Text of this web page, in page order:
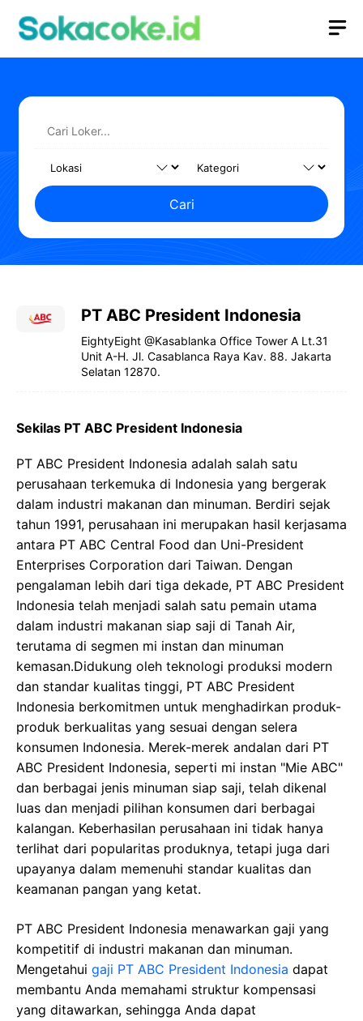
Cari
PT ABC President Indonesia
EightyEight @Kasablanka Office Tower A Lt.31
Unit A-H. Jl. Casablanca Raya Kav. 88. Jakarta
Selatan 12870.
Sekilas PT ABC President Indonesia
PT ABC President Indonesia adalah salah satu
perusahaan terkemuka di Indonesia yang bergerak
dalam industri makanan dan minuman. Berdiri sejak
tahun 1991, perusahaan ini merupakan hasil kerjasama
antara PT ABC Central Food dan Uni-President
Enterprises Corporation dari Taiwan. Dengan
pengalaman lebih dari tiga dekade, PT ABC President
Indonesia telah menjadi salah satu pemain utama
dalam industri makanan siap saji di Tanah Air,
terutama di segmen mi instan dan minuman
kemasan.Didukung oleh teknologi produksi modern
dan standar kualitas tinggi, PT ABC President
Indonesia berkomitmen untuk menghadirkan produk-
produk berkualitas yang sesuai dengan selera
konsumen Indonesia. Merek-merek andalan dari PT
ABC President Indonesia, seperti mi instan "Mie ABC"
dan berbagai jenis minuman siap saji, telah dikenal
luas dan menjadi pilihan konsumen dari berbagai
kalangan. Keberhasilan perusahaan ini tidak hanya
terlihat dari popularitas produknya, tetapi juga dari
upayanya dalam memenuhi standar kualitas dan
keamanan pangan yang ketat.
PT ABC President Indonesia menawarkan gaji yang
kompetitif di industri makanan dan minuman.
Mengetahui gaji PT ABC President Indonesia dapat
membantu Anda memahami struktur kompensasi
yang ditawarkan, sehingga Anda dapat